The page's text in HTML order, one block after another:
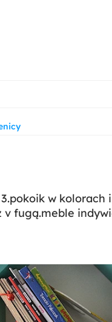
w kolorach
fugą.meble